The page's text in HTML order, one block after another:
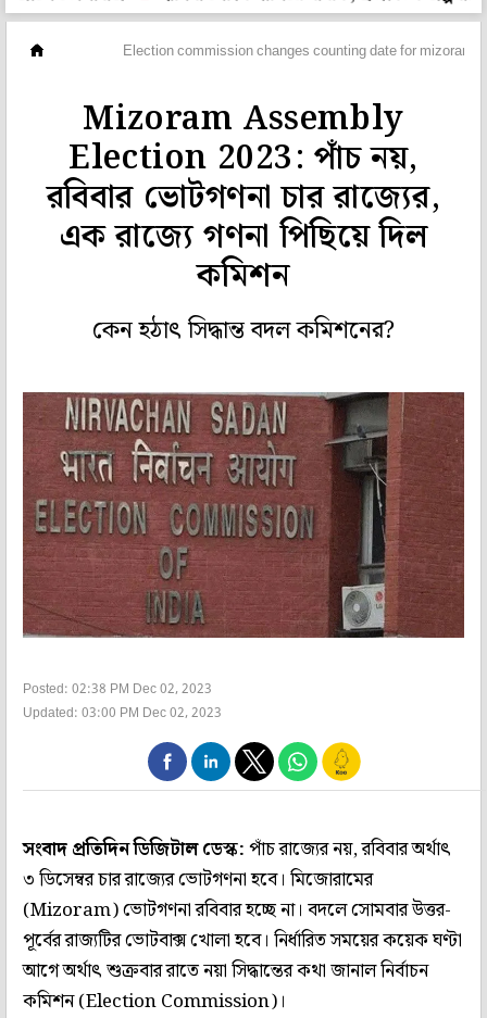
Election commission changes counting date for mizoram
Mizoram Assembly
Election 2023: পাঁচ নয়,
রবিবার ভোটগণনা চার রাজ্যের,
এক রাজ্যে গণনা পিছিয়ে দিল
কমিশন
কেন হঠাৎ সিদ্ধান্ত বদল কমিশনের?
Posted: 02:38 PM Dec 02, 2023
Updated: 03:00 PM Dec 02, 2023
সংবাদ প্রতিদিন ডিজিটাল ডেস্ক:পাঁচ রাজ্যের নয়, রবিবার অর্থাৎ
৩ ডিসেম্বর চার রাজ্যের ভোটগণনা হবে। মিজোরামের
(Mizoram) ভোটগণনা রবিবার হচ্ছে না। বদলে সোমবার উত্তর-
পূর্বের রাজ্যটির ভোটবাক্স খোলা হবে। নির্ধারিত সময়ের কয়েক ঘণ্টা
আগে অর্থাৎ শুক্রবার রাতে নয়া সিদ্ধান্তের কথা জানাল নির্বাচন
কমিশন (Election Commission)।